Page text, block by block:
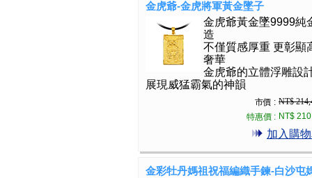
金虎爺-金虎將軍黃金墜子
金虎爺黃金墜9999純
造
不僅質感厚重 更彰顯
奢華
金虎爺的立體浮雕設
展現威猛霸氣的神韻
市價 : NT$
特惠價 : NT$
加入購
金彩牡丹媽祖祝福編織手鍊-白沙屯